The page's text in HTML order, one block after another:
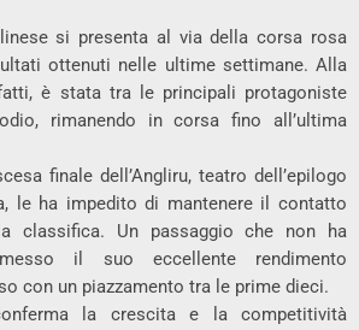
si presenta al via della corsa rosa
ottenuti nelle ultime settimane. Alla
è stata tra le principali protagoniste
rimanendo in corsa fino all’ultima
finale dell’Angliru, teatro dell’epilogo
le ha impedito di mantenere il contatto
classifica. Un passaggio che non ha
il suo eccellente rendimento
con un piazzamento tra le prime dieci.
la crescita e la competitività